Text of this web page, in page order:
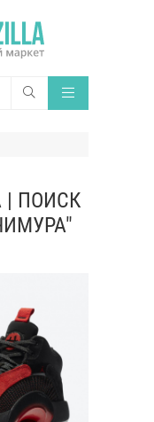
| ПОИСК